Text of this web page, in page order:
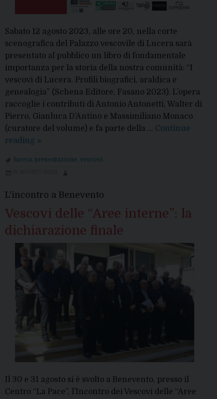
Sabato 12 agosto 2023, alle ore 20, nella corte
scenografica del Palazzo vescovile di Lucera sarà
presentato al pubblico un libro di fondamentale
importanza per la storia della nostra comunità: “I
vescovi di Lucera. Profili biografici, araldica e
genealogia” (Schena Editore, Fasano 2023). L’opera
raccoglie i contributi di Antonio Antonetti, Walter di
Pierro, Gianluca D’Antino e Massimiliano Monaco
(curatore del volume) e fa parte della … Continue
reading Una
sui
Lucera
»
lucera presentazione vescovi
L'incontro a Benevento
Vescovi delle “Aree interne”: la
dichiarazione finale
Il 30 e 31 agosto si è svolto a Benevento, presso il
Centro “La Pace”, l’Incontro dei Vescovi delle “Aree